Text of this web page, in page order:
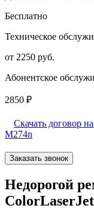
Бесплатно
Техническое
от 2250 руб.
Абонентское
2850 ₽
Скачать договор
M274n
Заказать звонок
Недорогой